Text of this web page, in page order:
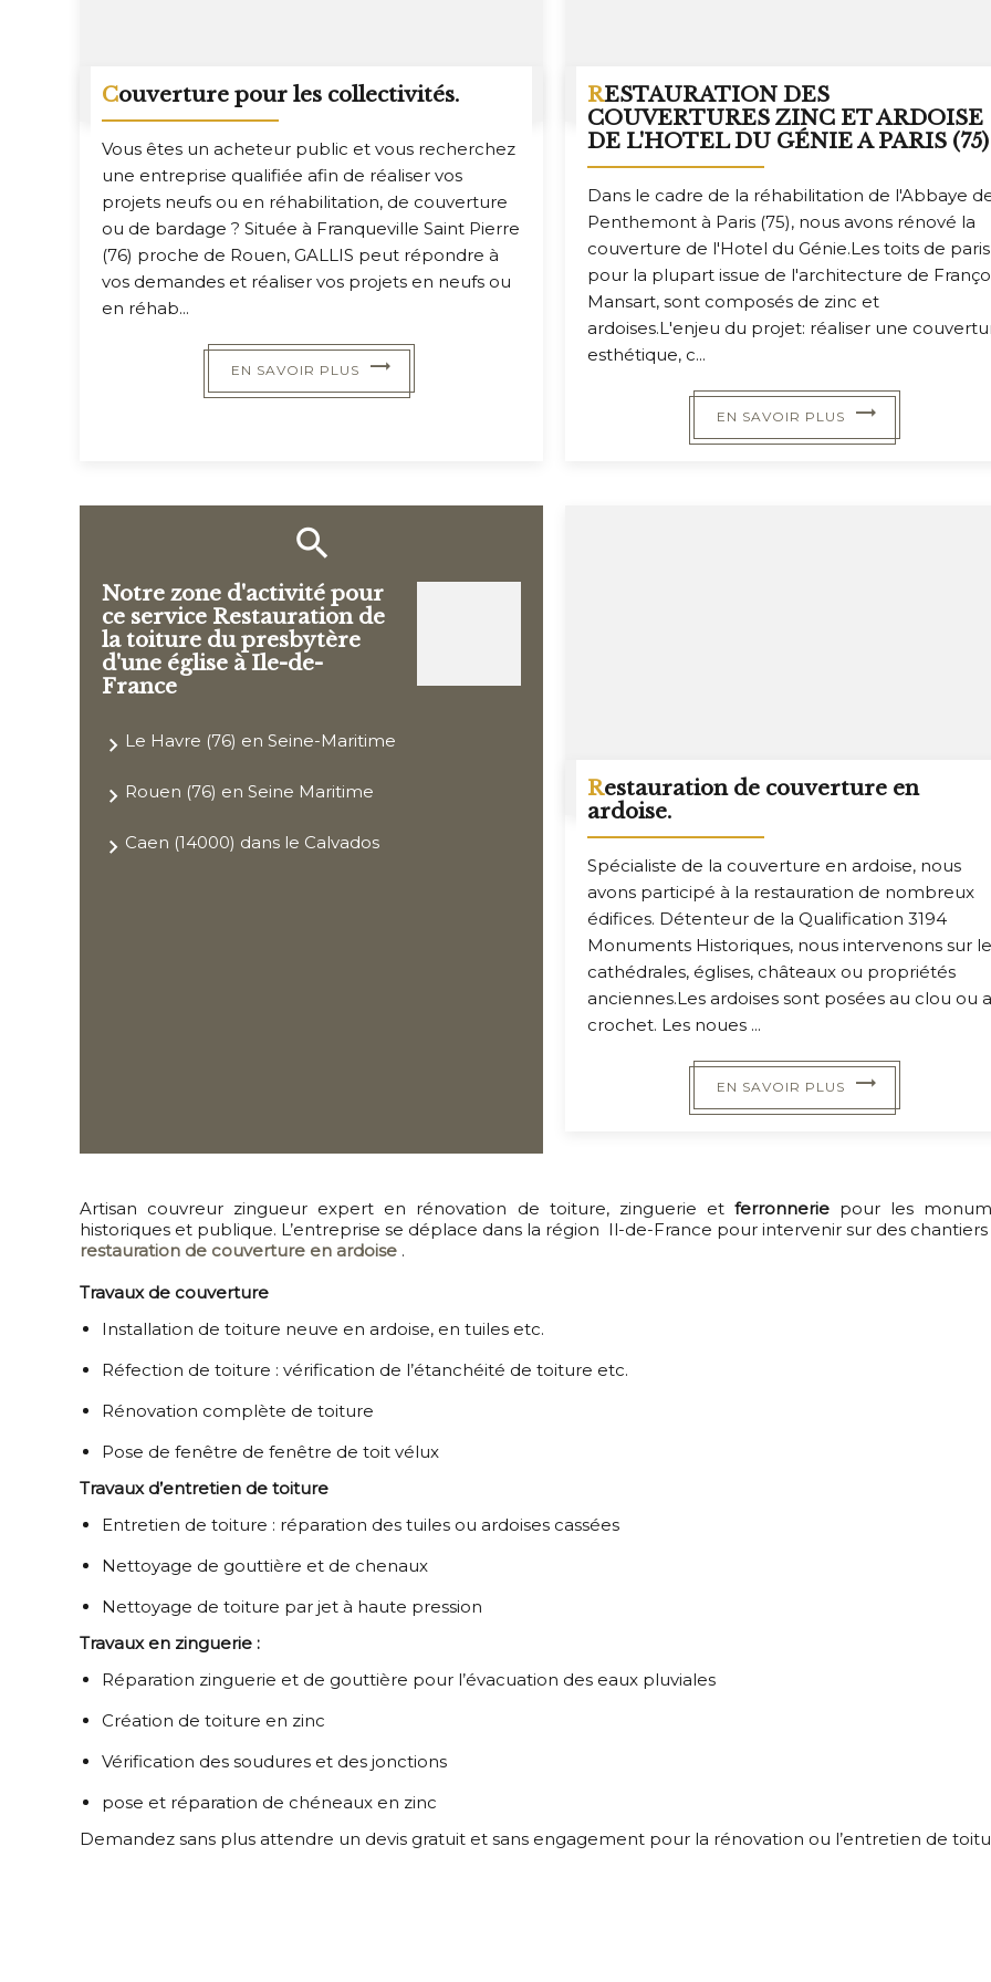
Couverture pour les collectivités.
Vous êtes un acheteur public et vous recherchez
une entreprise qualifiée afin de réaliser vos
projets neufs ou en réhabilitation, de couverture
ou de bardage ? Située à Franqueville Saint Pierre
(76) proche de Rouen, GALLIS peut répondre à
vos demandes et réaliser vos projets en neufs ou
en réhab...
EN SAVOIR PLUS
RESTAURATION DES
COUVERTURES ZINC ET ARDOISE
DE L'HOTEL DU GÉNIE A PARIS (75)
Dans le cadre de la réhabilitation de l'Abbaye
Penthemont à Paris (75), nous avons rénové la
couverture de l'Hotel du Génie.Les toits de
pour la plupart issue de l'architecture de
Mansart, sont composés de zinc et
ardoises.L'enjeu du projet: réaliser une
esthétique, c...
EN SAVOIR PLUS
Notre zone d'activité pour
ce service Restauration de
la toiture du presbytère
d'une église à Ile-de-
France
Le Havre (76) en Seine-Maritime
Rouen (76) en Seine Maritime
Caen (14000) dans le Calvados
Restauration de couverture en
ardoise.
Spécialiste de la couverture en ardoise, nous
avons participé à la restauration de nombreux
édifices. Détenteur de la Qualification 3194
Monuments Historiques, nous intervenons sur
cathédrales, églises, châteaux ou propriétés
anciennes.Les ardoises sont posées au clou ou
crochet. Les noues ...
EN SAVOIR PLUS
Artisan couvreur zingueur expert en rénovation de toiture, zinguerie et ferronneriepour les
historiques et publique. L’entreprise se déplace dans la région Il-de-France pour intervenir sur des
restauration de couverture en ardoise .
Travaux de couverture
Installation de toiture neuve en ardoise, en tuiles etc.
Réfection de toiture : vérification de l’étanchéité de toiture etc.
Rénovation complète de toiture
Pose de fenêtre de fenêtre de toit vélux
Travaux d’entretien de toiture
Entretien de toiture : réparation des tuiles ou ardoises cassées
Nettoyage de gouttière et de chenaux
Nettoyage de toiture par jet à haute pression
Travaux en zinguerie :
Réparation zinguerie et de gouttière pour l’évacuation des eaux pluviales
Création de toiture en zinc
Vérification des soudures et des jonctions
pose et réparation de chéneaux en zinc
Demandez sans plus attendre un devis gratuit et sans engagement pour la rénovation ou l’entretien de